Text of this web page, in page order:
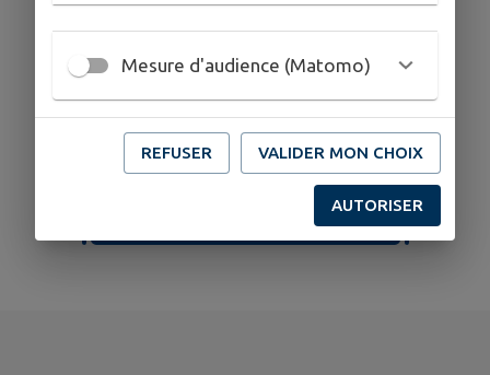
📅 Coup d'œil sur les
événements du 1er au 16 août
2026 📣
TOUS LES ÉVÉNEMENTS
Mesure d'audience (Matomo)
REFUSER VALIDER MON CHOIX
AUTORISER